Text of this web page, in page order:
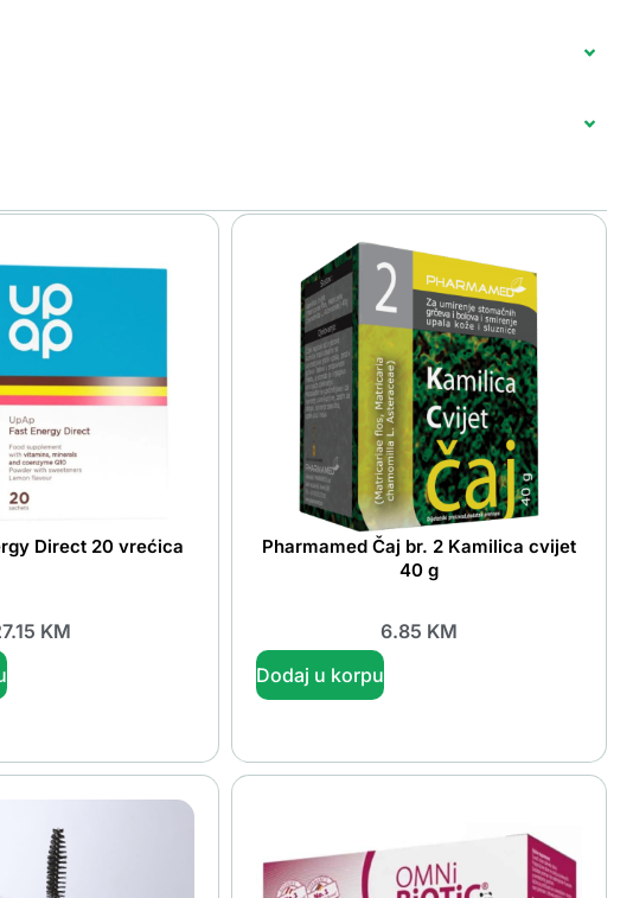
Direct 20 vrećica
KM
Pharmamed Čaj br. 2 Kamilica cvijet
40 g
6.85 KM
Dodaj u korpu